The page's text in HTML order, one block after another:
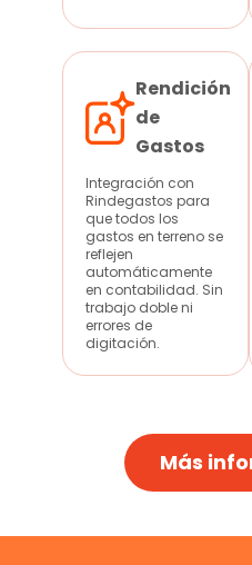
Rendición
de
Gastos
Integración con
Rindegastos para
que todos los
gastos en terreno se
reflejen
automáticamente
en contabilidad. Sin
trabajo doble ni
errores de
digitación.
Más